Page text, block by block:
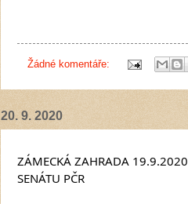
Žádné komentáře:
20. 9. 2020
ZÁMECKÁ ZAHRADA 19.9.2020
SENÁTU PČR